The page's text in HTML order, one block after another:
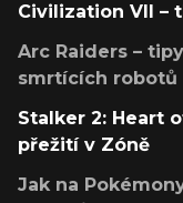
Civilization VII –
Arc Raiders –
smrtících robotů
Stalker 2: Heart
přežití v Zóně
Jak na